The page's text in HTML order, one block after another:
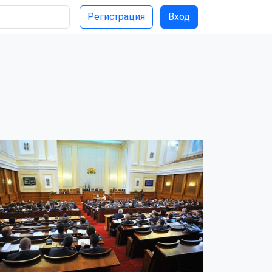
Регистрация Вход